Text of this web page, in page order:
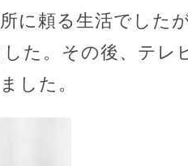
に頼る生活でした
た。その後、テレ
した。